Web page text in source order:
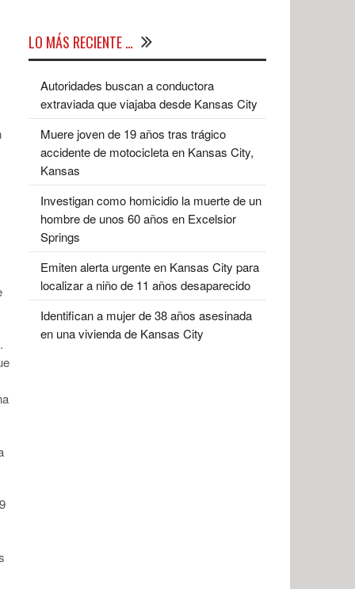
LO MÁS RECIENTE …
Autoridades buscan a conductora
extraviada que viajaba desde Kansas City
Muere joven de 19 años tras trágico
accidente de motocicleta en Kansas City,
Kansas
Investigan como homicidio la muerte de un
hombre de unos 60 años en Excelsior
Springs
Emiten alerta urgente en Kansas City para
localizar a niño de 11 años desaparecido
Identifican a mujer de 38 años asesinada
en una vivienda de Kansas City